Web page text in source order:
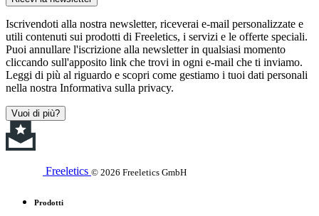
Iscrivendoti alla nostra newsletter, riceverai e-mail personalizzate e
utili contenuti sui prodotti di Freeletics, i servizi e le offerte speciali.
Puoi annullare l'iscrizione alla newsletter in qualsiasi momento
cliccando sull'apposito link che trovi in ogni e-mail che ti inviamo.
Leggi di più al riguardo e scopri come gestiamo i tuoi dati personali
nella nostra Informativa sulla privacy.
Vuoi di più?
Freeletics © 2026 Freeletics GmbH
Prodotti